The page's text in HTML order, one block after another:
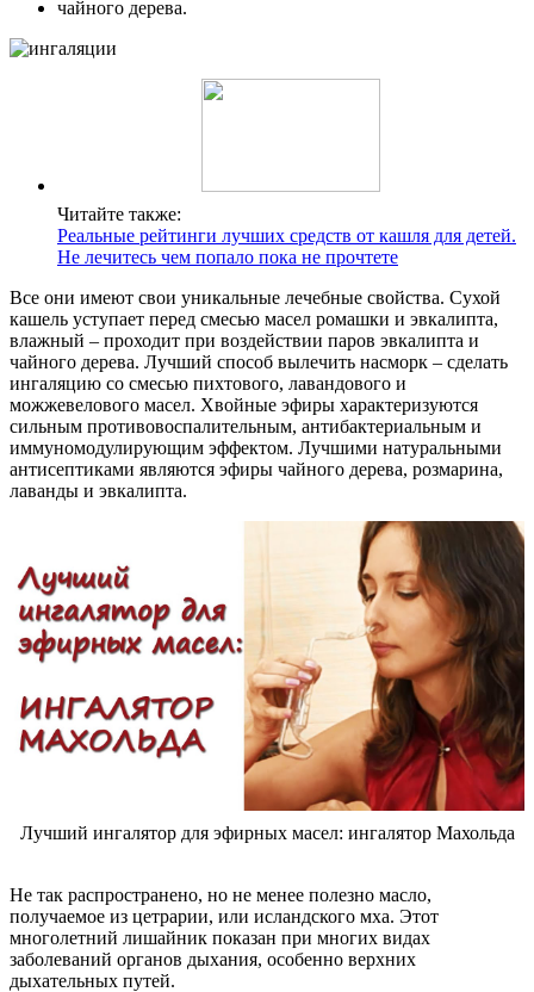
чайного дерева.
Читайте также:
Реальные рейтинги лучших средств от кашля для детей.
Не лечитесь чем попало пока не прочтете
Все они имеют свои уникальные лечебные свойства. Сухой
кашель уступает перед смесью масел ромашки и эвкалипта,
влажный – проходит при воздействии паров эвкалипта и
чайного дерева. Лучший способ вылечить насморк – сделать
ингаляцию со смесью пихтового, лавандового и
можжевелового масел. Хвойные эфиры характеризуются
сильным противовоспалительным, антибактериальным и
иммуномодулирующим эффектом. Лучшими натуральными
антисептиками являются эфиры чайного дерева, розмарина,
лаванды и эвкалипта.
Лучший ингалятор для эфирных масел: ингалятор Махольда
Не так распространено, но не менее полезно масло,
получаемое из цетрарии, или исландского мха. Этот
многолетний лишайник показан при многих видах
заболеваний органов дыхания, особенно верхних
дыхательных путей.